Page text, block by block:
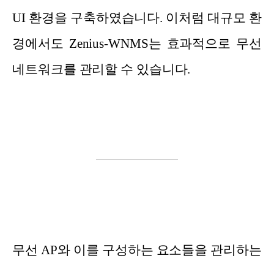
UI 환경을 구축하였습니다. 이처럼 대규모 환
경에서도 Zenius-WNMS는 효과적으로 무선
네트워크를 관리할 수 있습니다.
무선 AP와 이를 구성하는 요소들을 관리하는